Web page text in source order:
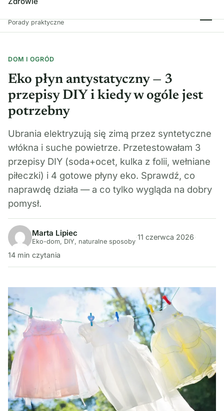
Porady praktyczne
DOM I OGRÓD
Eko płyn antystatyczny — 3
przepisy DIY i kiedy w ogóle jest
potrzebny
Ubrania elektryzują się zimą przez syntetyczne
włókna i suche powietrze. Przetestowałam 3
przepisy DIY (soda+ocet, kulka z folii, wełniane
piłeczki) i 4 gotowe płyny eko. Sprawdź, co
naprawdę działa — a co tylko wygląda na dobry
pomysł.
Marta Lipiec
Eko-dom, DIY, naturalne sposoby
·11 czerwca 2026·
14 min czytania